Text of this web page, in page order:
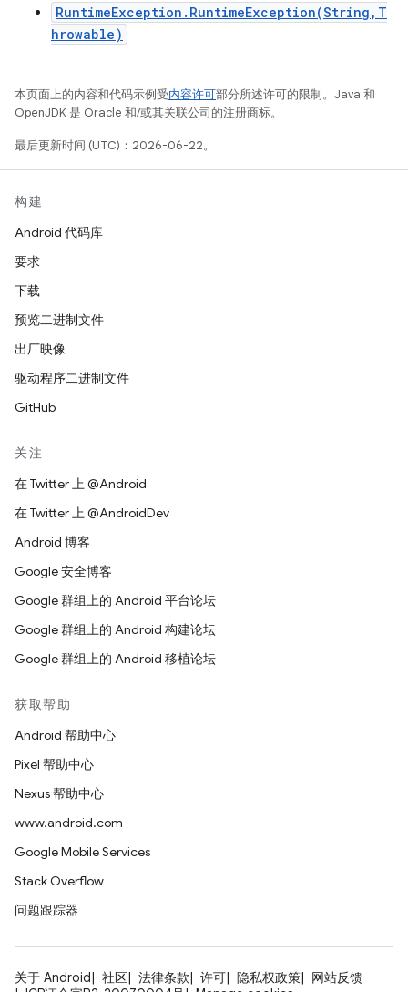
RuntimeException.RuntimeException(String,T
hrowable)
本页面上的内容和代码示例受内容许可部分所述许可的限制。Java 和
OpenJDK 是 Oracle 和/或其关联公司的注册商标。
最后更新时间 (UTC)：2026-06-22。
构建
Android 代码库
要求
下载
预览二进制文件
出厂映像
驱动程序二进制文件
GitHub
关注
在 Twitter 上 @Android
在 Twitter 上 @AndroidDev
Android 博客
Google 安全博客
Google 群组上的 Android 平台论坛
Google 群组上的 Android 构建论坛
Google 群组上的 Android 移植论坛
获取帮助
Android 帮助中心
Pixel 帮助中心
Nexus 帮助中心
www.android.com
Google Mobile Services
Stack Overflow
问题跟踪器
关于 Android 社区 法律条款 许可 隐私权政策
网站反馈